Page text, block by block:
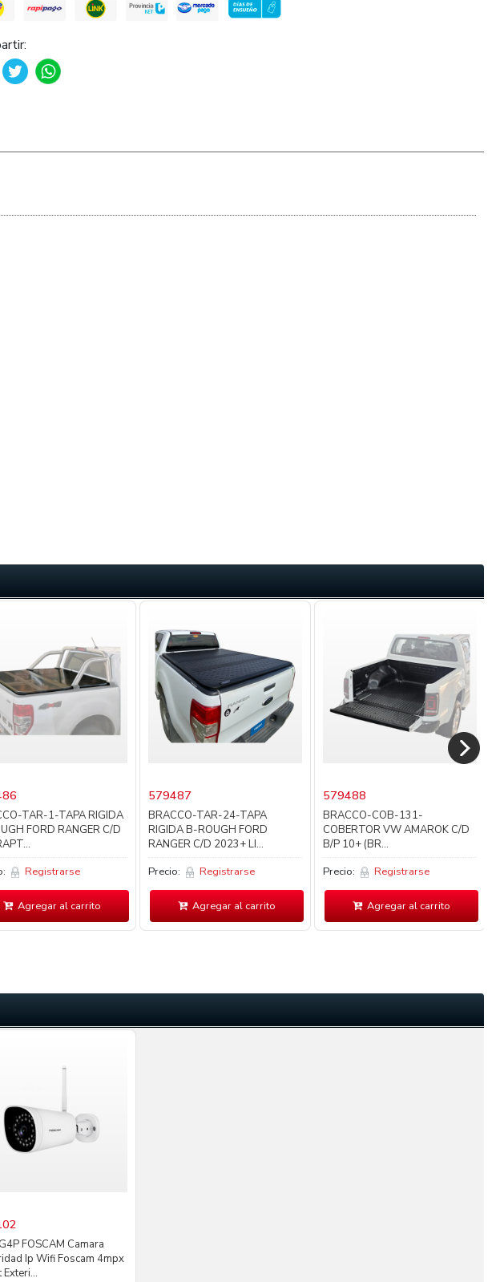
TAR-1-TAPA RIGIDA
FORD RANGER C/D
Registrarse
Agregar al carrito
579487
BRACCO-TAR-24-TAPA
RIGIDA B-ROUGH FORD
RANGER C/D 2023+ LI...
Precio:
Registrarse
Agregar al carrito
579488
BRACCO-COB-131-
COBERTOR VW AMAROK C/D
B/P 10+ (BR...
Precio:
Registrarse
Agregar al carrito
FOSCAM Camara
Ip Wifi Foscam 4mpx